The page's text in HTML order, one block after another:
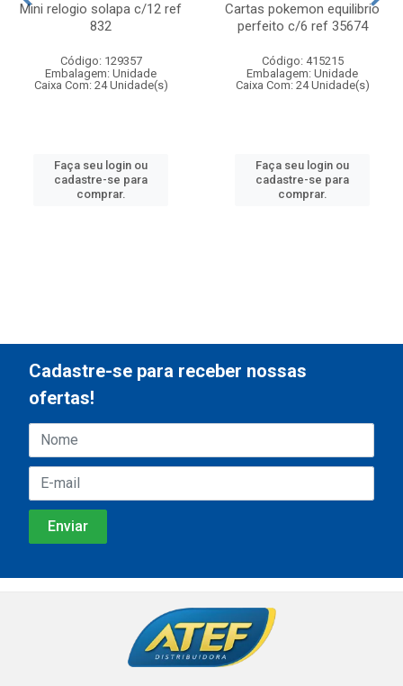
Mini relogio solapa c/12 ref
832
Código: 129357
Embalagem: Unidade
Caixa Com: 24 Unidade(s)
Faça seu login ou
cadastre-se para
comprar.
Cartas pokemon equilibrio
perfeito c/6 ref 35674
Código: 415215
Embalagem: Unidade
Caixa Com: 24 Unidade(s)
Faça seu login ou
cadastre-se para
comprar.
Cadastre-se para receber nossas
ofertas!